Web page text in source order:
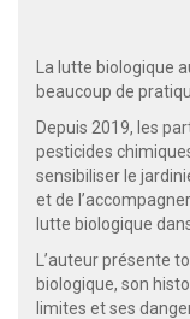
La lutte biologique
beaucoup de
Depuis 2019, les
pesticides
sensibiliser le
et de
lutte biologique
L’auteur présente
biologique, son
limites et ses